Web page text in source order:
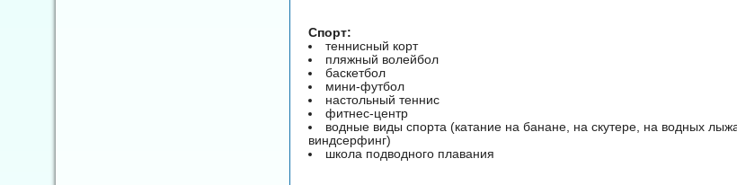
Спорт:
теннисный корт
пляжный волейбол
баскетбол
мини-футбол
настольный теннис
фитнес-центр
водные виды спорта (катание на банане, на скутере, на водных
виндсерфинг)
школа подводного плавания